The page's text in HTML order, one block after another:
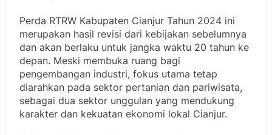
Perda RTRW Kabupaten Cianjur Tahun 2024 ini
merupakan hasil revisi dari kebijakan sebelumnya
dan akan berlaku untuk jangka waktu 20 tahun ke
depan. Meski membuka ruang bagi
pengembangan industri, fokus utama tetap
diarahkan pada sektor pertanian dan pariwisata,
sebagai dua sektor unggulan yang mendukung
karakter dan kekuatan ekonomi lokal Cianjur.